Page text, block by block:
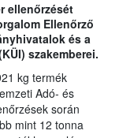
ellenőrzését
Ellenőrző
és a
szakemberei.
kg termék
Adó- és
során
mint 12 tonna